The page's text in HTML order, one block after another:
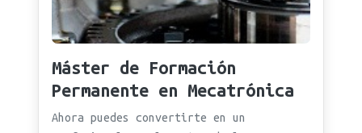
Máster de Formación
Permanente en Mecatrónica
Ahora puedes convertirte en un